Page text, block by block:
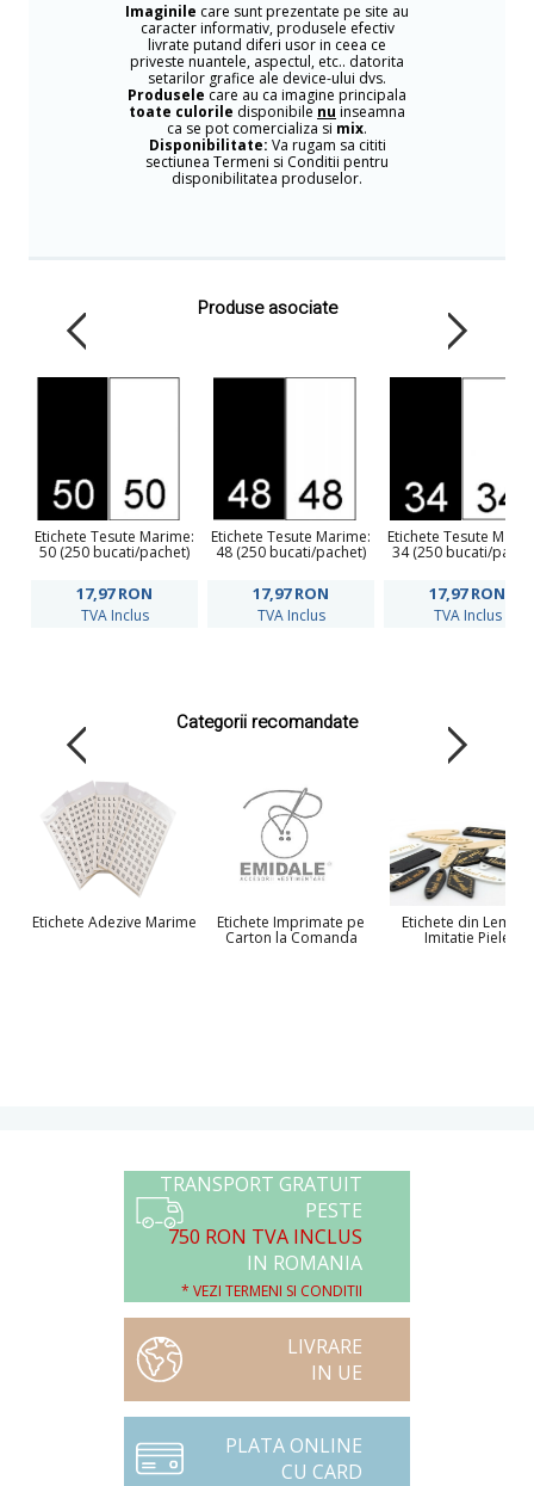
Imaginile care sunt prezentate pe site au
caracter informativ, produsele efectiv
livrate putand diferi usor in ceea ce
priveste nuantele, aspectul, etc.. datorita
setarilor grafice ale device-ului dvs.
Produsele care au ca imagine principala
toate culorile disponibile nu inseamna
ca se pot comercializa si mix.
Disponibilitate: Va rugam sa cititi
sectiunea Termeni si Conditii pentru
disponibilitatea produselor.
Produse asociate
Etichete Tesute Marime:
50 (250 bucati/pachet)
17,97RON
TVA Inclus
Etichete Tesute Marime:
48 (250 bucati/pachet)
17,97RON
TVA Inclus
Etichete Tesute
34 (250 bucati/
17,97RON
TVA Inclus
Categorii recomandate
Etichete Adezive Marime Etichete Imprimate pe
Carton la Comanda
Etichete din Lemn si
Imitatie Piele
TRANSPORT GRATUIT
PESTE
750 RON TVA INCLUS
IN ROMANIA
* VEZI TERMENI SI CONDITII
LIVRARE
IN UE
PLATA ONLINE
CU CARD